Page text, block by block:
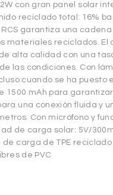
con gran panel solar
reciclado total: 16%
garantiza una
materiales reciclados. El
alta calidad con una
las condiciones. Con
cuando se ha puesto
1500 mAh para
una conexión fluida y
Con micrófono y
de carga solar: 5V/
de carga de TPE
de PVC